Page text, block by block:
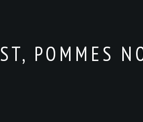
POMMES